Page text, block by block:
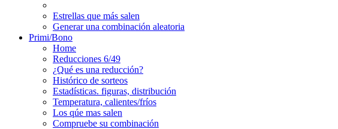
Estrellas que más salen
Generar una combinación aleatoria
Primi/Bono
Home
Reducciones 6/49
¿Qué es una reducción?
Histórico de sorteos
Estadísticas. figuras, distribución
Temperatura, calientes/fríos
Los qúe mas salen
Compruebe su combinación